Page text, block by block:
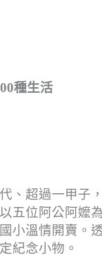
種生活
、超過一甲子
五位阿公阿嬤
小溫情開賣。
紀念小物。